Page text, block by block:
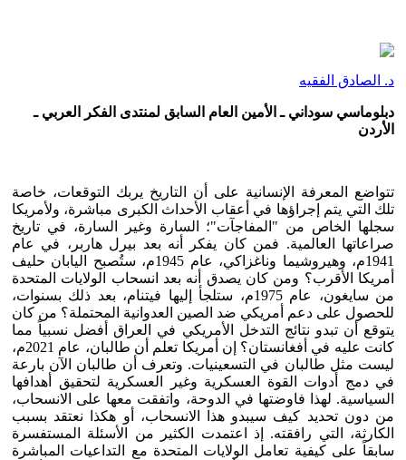
د. الصادق الفقيه
دبلوماسي سوداني ـ الأمين العام السابق لمنتدى الفكر العربي ـ
الأردن
تتواضع المعرفة الإنسانية على أن التاريخ يربك التوقعات، خاصة
تلك التي يتم إجراؤها في أعقاب الأحداث الكبرى مباشرة، ولأمريكا
سجلها الخاص من "المفاجآت"؛ السارة وغير السارة، في تاريخ
صراعاتها العالمية. فمن كان يفكر أنه بعد بيرل هاربر، في عام
1941م، وهيروشيما وناغزاكي، عام 1945م، ستُصبح اليابان حليف
أمريكا الأقرب؟ ومن كان يصدق أنه بعد انسحاب الولايات المتحدة
من سايغون، عام 1975م، ستلجأ إليها فيتنام، بعد ذلك بسنوات،
للحصول على دعم أمريكي ضد الصين العدوانية المحتملة؟ من كان
يتوقع أن تبدو نتائج التدخل الأمريكي في العراق أفضل نسبياً مما
كانت عليه في أفغانستان؟ إن أمريكا تعلم أن طالبان، عام 2021م،
ليست مثل طالبان في التسعينيات. وتعرف أن طالبان الآن بارعة
في دمج أدوات القوة العسكرية وغير العسكرية لتحقيق أهدافها
السياسية. لهذا فاوضتها في الدوحة، واتفقت معها على الانسحاب،
من دون تحديد كيف سيبدو هذا الانسحاب، أو هكذا نعتقد بسبب
الكارثة، التي رافقته. إذ اعتمدت الكثير من الأسئلة المستفسرة
سابقاً على كيفية تعامل الولايات المتحدة مع التداعيات المباشرة